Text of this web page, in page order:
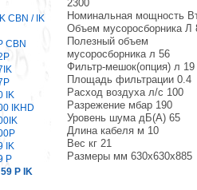
CBN / IK
CBN
IK
IKHD
IK
P
P IK
2300
Номинальная мощность
Объем мусоросборника Л
Полезный объем
мусоросборника л 56
Фильтр-мешок(опция) л 19
Площадь фильтрации 0.4
Расход воздуха л/c 100
Разрежение мбар 190
Уровень шума дБ(А) 65
Длина кабеля м 10
Вес кг 21
Размеры мм 630х630х885